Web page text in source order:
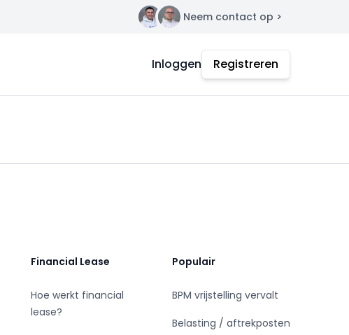
Contact Neem contact op >
Inloggen Registreren
Financial Lease
Hoe werkt financial
lease?
Populair
BPM vrijstelling vervalt
Belasting / aftrekposten